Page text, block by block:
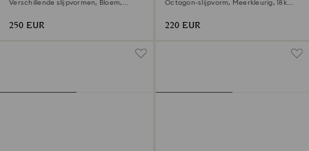
Verschillende slijpvormen, Bloem,
250 EUR
Octagon-slijpvorm, Meerkleurig, ‎18k
220 EUR